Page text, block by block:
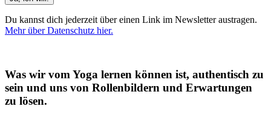
Du kannst dich jederzeit über einen Link im Newsletter austragen.
Mehr über Datenschutz hier.
Was wir vom Yoga lernen können ist, authentisch zu
sein und uns von Rollenbildern und Erwartungen
zu lösen.